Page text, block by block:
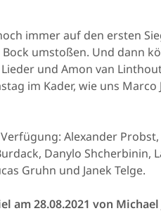
immer auf den ersten
umstoßen. Und dann
und Amon van
im Kader, wie uns
Alexander
Danylo
Gruhn und Janek Telge.
am 28.08.2021 von Michael